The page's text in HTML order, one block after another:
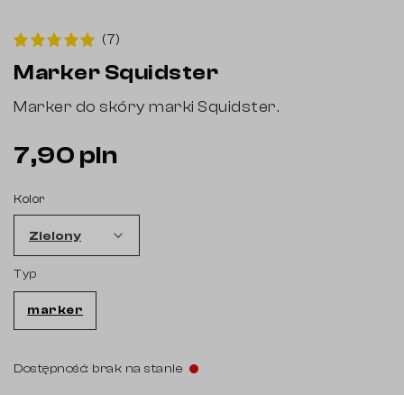
(7)
Marker Squidster
Marker do skóry marki Squidster.
7,90 pln
Kolor
Typ
marker
Dostępność: brak na stanie